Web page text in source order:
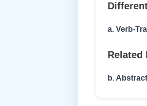
a. Verb-
Related
b.